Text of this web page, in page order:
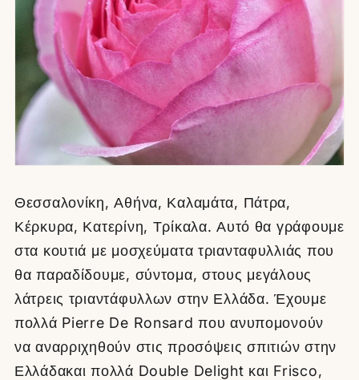
Θεσσαλονίκη, Αθήνα, Καλαμάτα, Πάτρα,
Κέρκυρα, Κατερίνη, Τρίκαλα. Αυτό θα γράφουμε
στα κουτιά με μοσχεύματα τριανταφυλλιάς που
θα παραδίδουμε, σύντομα, στους μεγάλους
λάτρεις τριαντάφυλλων στην Ελλάδα. Έχουμε
πολλά Pierre De Ronsard που ανυπομονούν
να αναρριχηθούν στις προσόψεις σπιτιών στην
Ελλάδακαι πολλά Double Delight και Frisco,